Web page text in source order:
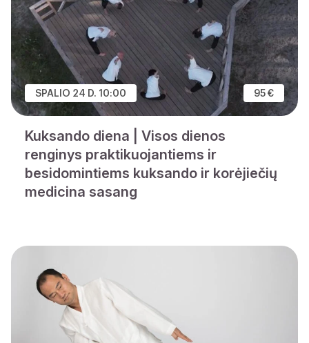
SPALIO 24 D. 10:00 95 €
Kuksando diena | Visos dienos
renginys praktikuojantiems ir
besidomintiems kuksando ir korėjiečių
medicina sasang